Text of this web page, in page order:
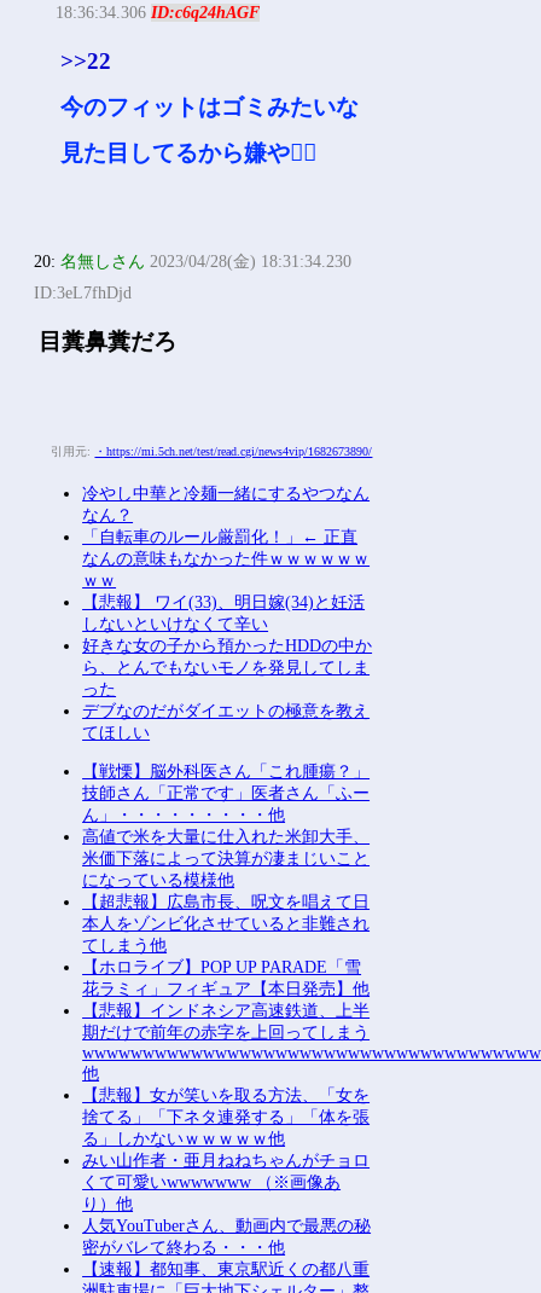
18:36:34.306ID:c6q24hAGF
>>22
今のフィットはゴミみたいな
見た目してるから嫌や🙅‍♂
20:名無しさん 2023/04/28(金) 18:31:34.230
ID:3eL7fhDjd
目糞鼻糞だろ
引用元: ・https://mi.5ch.net/test/read.cgi/news4vip/1682673890/
冷やし中華と冷麺一緒にするやつなん
なん？
「自転車のルール厳罰化！」← 正直
なんの意味もなかった件ｗｗｗｗｗｗ
ｗｗ
【悲報】 ワイ(33)、明日嫁(34)と妊活
しないといけなくて辛い
好きな女の子から預かったHDDの中か
ら、とんでもないモノを発見してしま
った
デブなのだがダイエットの極意を教え
てほしい
【戦慄】脳外科医さん「これ腫瘍？」
技師さん「正常です」医者さん「ふー
ん」・・・・・・・・・他
高値で米を大量に仕入れた米卸大手、
米価下落によって決算が凄まじいこと
になっている模様他
【超悲報】広島市長、呪文を唱えて日
本人をゾンビ化させていると非難され
てしまう他
【ホロライブ】POP UP PARADE「雪
花ラミィ」フィギュア【本日発売】他
【悲報】インドネシア高速鉄道、上半
期だけで前年の赤字を上回ってしまう
他
【悲報】女が笑いを取る方法、「女を
捨てる」「下ネタ連発する」「体を張
る」しかないｗｗｗｗｗ他
みい山作者・亜月ねねちゃんがチョロ
くて可愛いwwwwwww （※画像あ
り）他
人気YouTuberさん、動画内で最悪の秘
密がバレて終わる・・・他
【速報】都知事、東京駅近くの都八重